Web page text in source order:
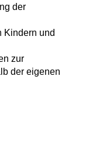
der
Kindern und
zur
der eigenen